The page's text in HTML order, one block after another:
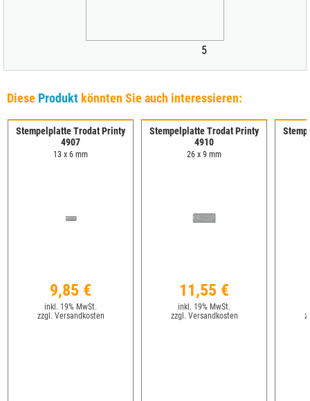
5
Diese Produkt könnten Sie auch interessieren:
Stempelplatte Trodat Printy
4907
13 x 6 mm
9,85 €
inkl. 19% MwSt.
zzgl. Versandkosten
Stempelplatte Trodat Printy
4910
26 x 9 mm
11,55 €
inkl. 19% MwSt.
zzgl. Versandkosten